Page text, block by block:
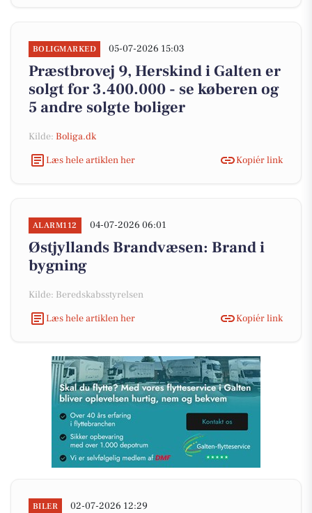
BOLIGMARKED 05-07-2026 15:03
Præstbrovej 9, Herskind i Galten er
solgt for 3.400.000 - se køberen og
5 andre solgte boliger
Kilde: Boliga.dk
Læs hele artiklen her
Kopiér link
ALARM112 04-07-2026 06:01
Østjyllands Brandvæsen: Brand i
bygning
Kilde: Beredskabsstyrelsen
Læs hele artiklen her
Kopiér link
BILER 02-07-2026 12:29